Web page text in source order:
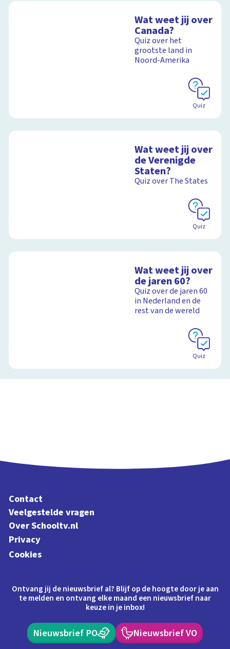
Wat weet jij over
Canada?
Quiz over het
grootste land in
Noord-Amerika
Quiz
Wat weet jij over
de Verenigde
Staten?
Quiz over The States
Quiz
Wat weet jij over
de jaren 60?
Quiz over de jaren 60
in Nederland en de
rest van de wereld
Quiz
Contact
Veelgestelde vragen
Over Schooltv.nl
Privacy
Cookies
Ontvang jij de nieuwsbrief al? Blijf op de hoogte door je aan
te melden en ontvang elke maand een nieuwsbrief naar
keuze in je inbox!
Nieuwsbrief PO Nieuwsbrief VO